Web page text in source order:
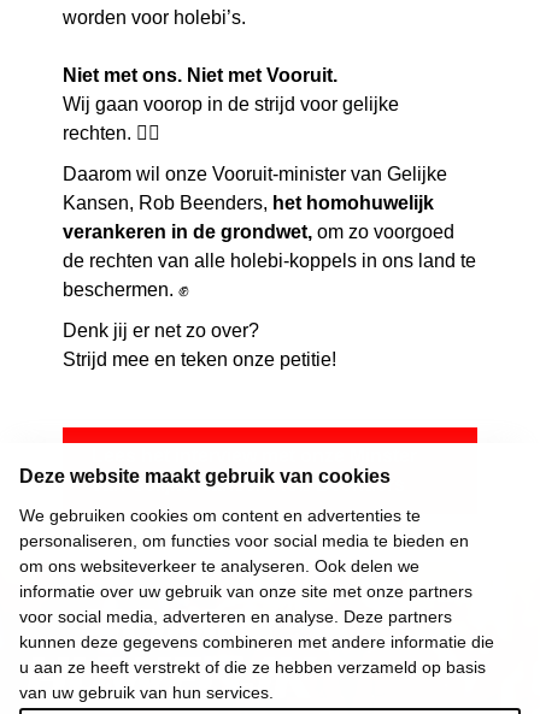
Deze website maakt gebruik van cookies
We gebruiken cookies om content en advertenties te
personaliseren, om functies voor social media te bieden en
om ons websiteverkeer te analyseren. Ook delen we
informatie over uw gebruik van onze site met onze partners
voor social media, adverteren en analyse. Deze partners
kunnen deze gegevens combineren met andere informatie die
u aan ze heeft verstrekt of die ze hebben verzameld op basis
van uw gebruik van hun services.
worden voor holebi’s.
Niet met ons. Niet met Vooruit.
Wij gaan voorop in de strijd voor gelijke
rechten. 🏳️‍🌈
Daarom wil onze Vooruit-minister van Gelijke
Kansen, Rob Beenders, het homohuwelijk
verankeren in de grondwet, om zo voorgoed
de rechten van alle holebi-koppels in ons land te
beschermen. ✊
Denk jij er net zo over?
Strijd mee en teken onze petitie!
van Gelijke Kansen Rob Beenders